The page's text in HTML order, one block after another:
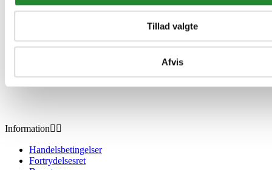
Tillad valgte
Afvis
Information 
Handelsbetingelser
Fortrydelsesret